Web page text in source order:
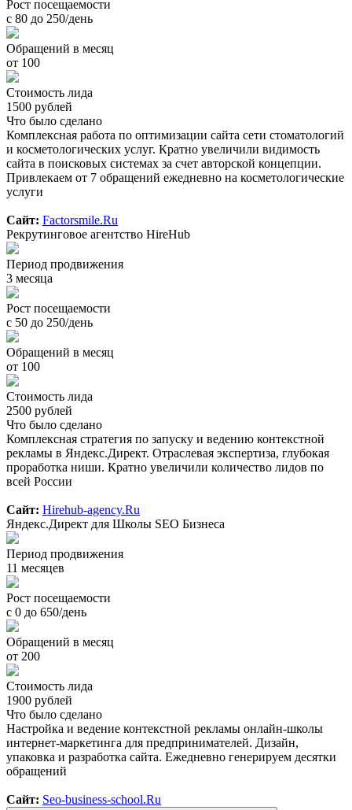
Рост посещаемости
с 80 до 250/день
Обращений в месяц
от 100
Стоимость лида
1500 рублей
Что было сделано
Комплексная работа по оптимизации сайта сети стоматологий
и косметологических услуг. Кратно увеличили видимость
сайта в поисковых системах за счет авторской концепции.
Привлекаем от 7 обращений ежедневно на косметологические
услуги
Сайт: Factorsmile.Ru
Рекрутинговое агентство HireHub
Период продвижения
3 месяца
Рост посещаемости
с 50 до 250/день
Обращений в месяц
от 100
Стоимость лида
2500 рублей
Что было сделано
Комплексная стратегия по запуску и ведению контекстной
рекламы в Яндекс.Директ. Отраслевая экспертиза, глубокая
проработка ниши. Кратно увеличили количество лидов по
всей России
Сайт: Hirehub-agency.Ru
Яндекс.Директ для Школы SEO Бизнеса
Период продвижения
11 месяцев
Рост посещаемости
с 0 до 650/день
Обращений в месяц
от 200
Стоимость лида
1900 рублей
Что было сделано
Настройка и ведение контекстной рекламы онлайн-школы
интернет-маркетинга для предпринимателей. Дизайн,
упаковка и разработка сайта. Ежедневно генерируем десятки
обращений
Сайт: Seo-business-school.Ru